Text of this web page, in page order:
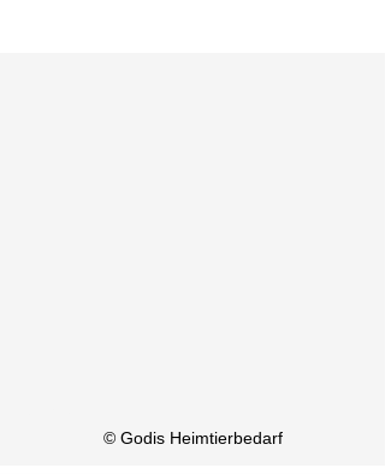
© Godis Heimtierbedarf